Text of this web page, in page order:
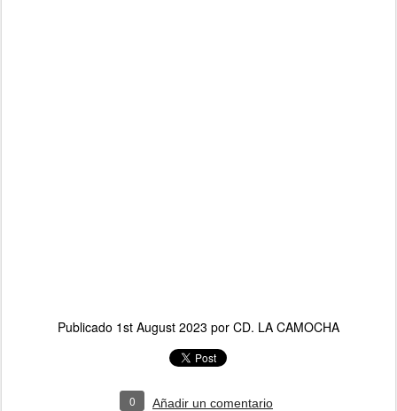
Publicado 1st August 2023 por CD. LA CAMOCHA
0 Añadir un comentario